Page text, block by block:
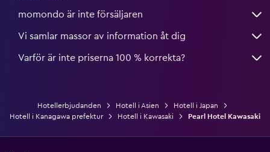
momondo är inte försäljaren
Vi samlar massor av information åt dig
Varför är inte priserna 100 % korrekta?
Hotellerbjudanden Hotell i Asien
Hotell i Japan
Hotell i Kanagawa prefektur
Hotell i Kawasaki Pearl Hotel Kawasaki